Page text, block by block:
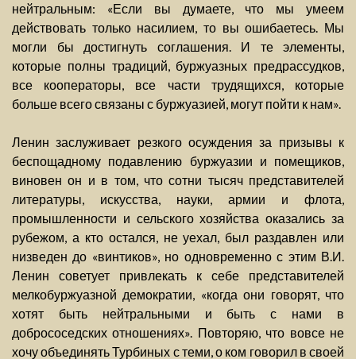
нейтральным: «Если вы думаете, что мы умеем
действовать только насилием, то вы ошибаетесь. Мы
могли бы достигнуть соглашения. И те элементы,
которые полны традиций, буржуазных предрассудков,
все кооператоры, все части трудящихся, которые
больше всего связаны с буржуазией, могут пойти к нам».
Ленин заслуживает резкого осуждения за призывы к
беспощадному подавлению буржуазии и помещиков,
виновен он и в том, что сотни тысяч представителей
литературы, искусства, науки, армии и флота,
промышленности и сельского хозяйства оказались за
рубежом, а кто остался, не уехал, был раздавлен или
низведен до «винтиков», но одновременно с этим В.И.
Ленин советует привлекать к себе представителей
мелкобуржуазной демократии, «когда они говорят, что
хотят быть нейтральными и быть с нами в
добрососедских отношениях». Повторяю, что вовсе не
хочу объединять Турбиных с теми, о ком говорил в своей